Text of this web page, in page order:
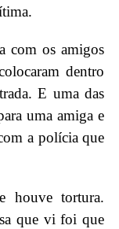
com os amigos
dentro
E uma das
uma amiga e
a polícia que
houve tortura.
que vi foi que